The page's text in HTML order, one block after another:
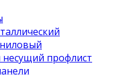
профлист